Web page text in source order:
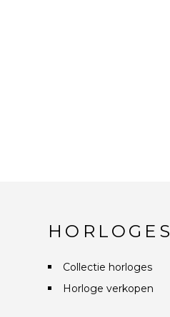
HORLOGES
Collectie horloges
Horloge verkopen